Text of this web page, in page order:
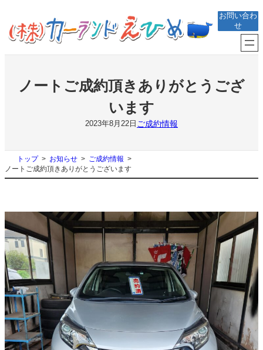
を
ス
キ
お問い合わ
せ
ノートご成約頂きありがとうござ
います
2023年8月22日 ご成約情報
トップ お知らせ
ご成約情報
ノートご成約頂きありがとうございます